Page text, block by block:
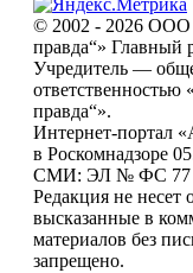
© 2002 - 2026 ООО
правда“» Главный
Учредитель —
ответственностью
правда“».
Интернет-портал
в Роскомнадзоре
СМИ: ЭЛ № ФС 77
Редакция не несет
высказанные в
материалов без
запрещено.